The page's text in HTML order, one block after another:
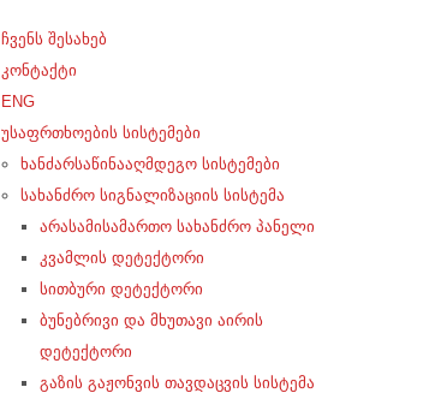
ჩვენს შესახებ
კონტაქტი
ENG
უსაფრთხოების სისტემები
ხანძარსაწინააღმდეგო სისტემები
სახანძრო სიგნალიზაციის სისტემა
არასამისამართო სახანძრო პანელი
კვამლის დეტექტორი
სითბური დეტექტორი
ბუნებრივი და მხუთავი აირის
დეტექტორი
გაზის გაჟონვის თავდაცვის სისტემა